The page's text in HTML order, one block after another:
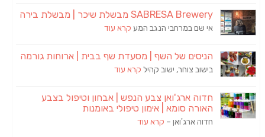
SABRESA Brewery מבשלת שיכר | מבשלת בירה
אי שם במרחבי הנגב המע קרא עוד
הניסים של השף | מסעדת שף בבית | ארוחות גורמה
בישוב צוחר, ישוב קהיל קרא עוד
חדוה ארג'ואן צבע הנפש | אבחון וטיפול בצבע
האורה סומא | אימון טיפולי באומנות
חדוה ארג'ואן – קרא עוד